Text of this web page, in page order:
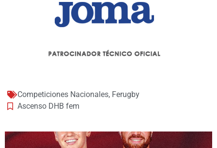
Competiciones Nacionales, Ferugby
Ascenso DHB fem